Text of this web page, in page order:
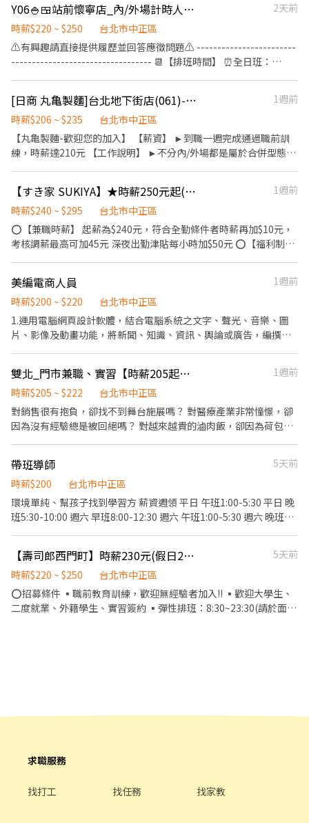
時以上。 ✅提供免費溫馨員工餐點、交通便利通勤上班很方便。 ✅
歡迎無餐飲工作經驗、對餐飲業有熱忱的您，加入三澧餐飲集團。 -
------------------- 店鋪地址：台北市中正區衡陽路20號2樓(衡陽路
與重慶南路交叉口) 大眾運輸搭乘方式： ＊捷運板南線-西門站4號
出口 ＊捷運淡水信義線-台大醫院1號出口 --------------------------
--------------------------------------------------------------- 『加
入三澧 成為家人』共同創造無限可能。 1998年於台灣成立-日商三
澧餐飲集團 HUMAX ASIA，屬於日本Wondertable餐飲集團在台分
公司。 深耕台灣多年的日本與義大利美食連鎖品牌，旗下六大連鎖
餐飲品牌包含， ★義式料理餐廳：BELLINI CAFFÈ、BELLINI
Pasta Pasta、MOLINO手工義大利麵 ★日式鍋物餐廳：Mo-Mo-
Paradise壽喜燒 ★日式天婦羅專門店：天吉屋、吉天麩羅 全台直營
店鋪皆位於各大百貨商場，並持續穩定發展中。 -------------------
------------------------------------------------------- 【應徵須
知】 ①詳閱工作內容後，請審慎提出應徵申請。 ②履歷初審合適
者，將邀請實體面談，初審資格不符者則不另行通知。 ③錄取的實
健檢 ★勞保、健保，6％勞退提撥 ⭕【工作說明】 《內場》:餐點製
作、食材備料、進貨盤點 《外場》:接待服務顧客、收銀結帳、環境
整潔 ★開朗活潑有笑容 ★ＳＯＰ專業流程 ★無經驗可 ★提供完善
現作提供美味可口的日本國民美食-牛丼/咖哩，並以舒適衛生的用
餐環境、熱情用心的服務態度、平實親民的誠懇價格，強調食品安
受用餐的樂趣。
Y06🍚🍱站前懷寧店_內/外場計時人員【YAYOI彌生軒】
2天前
時薪$220 ~ $250
台北市中正區
⚠️有興趣請直接提供履歷並回答應徵問題⚠️ ------------------------
---------------------------------- 📆【排班時間】 ⏰全日班：
------------------------- 【工作內容】 💪🥤《外場服務》 1. 佈置及
清理餐桌、安排座位、為顧客帶位 2. 答覆有關餐飲問題，必要時提
供建議 3. 上水、上餐並提供有關用餐的服務 4. 收銀服務 5. 工作區域
和設備的清潔以及保養 🥦🥩《內場廚務》 1. 洗剝削切各種食材，烹
飪前置備料作業 2. 各項定食及料理製作、出餐 3. 工作區域和設備的
---------------------------- ⭕️歡迎對餐飲服務有高度的熱忱，態度
積極認真的在校生加入，配合各大專院校學期、學年實習業務，可
津貼！計時人員每小時薪資額外再加10元。 ✅每月工時達成獎勵，
總工時達100小時以上發放500元或達150小時以上者發放1,000元。
✅一天中能排班最少四小時、每周最少須提供16-20小時排班。兩周
排班一次，可彈性調整。 ✅假日能排班的兼職人員
[日商 丸亀製麵]台北地下街店(061)-長期兼職夥伴｜工讀生｜實習｜彈性排班
1週前
時薪$206 ~ $235
台北市中正區
【丸亀製麵-歡迎您的加入】 【薪資】 ►到職一週完成通過職前訓
練，時薪達210元 【工作說明】 ►不分內/外場都是屬於合併型態的
彈性排班08:30-23:00（面試時請於主管確認排班時間） 【薪資福
利】 1. 提供員工餐 2. 國定假日雙倍薪 3. 提供優秀同仁績效獎金 4.
久任獎金 5. 生日禮卷 6. 滿年資享特休假 7.福委會福利補助 ★★多項
福利歡迎您加入我們★★
【すき家 SUKIYA】★時薪250元起(含全勤)★東門店
1週前
時薪$240 ~ $295
台北市中正區
⭕【兼職時薪】 起薪為$240元，符合全勤條件者時薪再加$10元，
考核調薪最高可加45元 深夜出勤津貼每小時加$50元 ⭕【福利制
健檢 ★勞保、健保，6％勞退提撥 ⭕【工作說明】 《內場》:餐點製
作、食材備料、進貨盤點 《外場》:接待服務顧客、收銀結帳、環境
整潔 ★開朗活潑有笑容 ★ＳＯＰ專業流程 ★無經驗可 ★提供完善
職前教育訓練 ⭕【經營理念】 我們是日本第一的速食連鎖ZENSHO
現作提供美味可口的日本國民美食-牛丼/咖哩，並以舒適衛生的用
餐環境、熱情用心的服務態度、平實親民的誠懇價格，強調食品安
受用餐的樂趣。
美編電商人員
1週前
時薪$200 ~ $220
台北市中正區
1.運用電腦網頁設計軟體，結合電腦系統之文字、聲光、音樂、圖
片、影像及動畫功能，將新聞、知識、資訊、輿論或廣告，編撰設
供網頁設計諮詢服務及技術性建議 4.網站內容維護：包含活動網頁
設計、Banner設計、EDM視覺設計 5.依顧客需求設計圖片和模型並
提供版本給客戶挑選 6.執行刊物美術編輯流程，與企劃編輯溝通協
調版面設定，進行平面排版工作 7.外稿人員聯繫、印廠聯絡溝通檔
工、展場美工、模型美工、道具美工、招牌美工 10.平面設計，包含
報刊、雜誌及固冊之封面及版面規劃設計、內頁編排、POP美工、
後台操作、對帳 13.主管交辦事項
雙北_門市兼職、實習【時薪205起★無經驗可★福利優】
1週前
時薪$205 ~ $222
台北市中正區
對銷售很有抱負，卻找不到舞台施展嗎？ 對醫療產業非常憧憬，卻
因為沒有經驗總是被回絕嗎？ 對越來越貴的滷肉飯，卻因為荷包縮
【210起】，每月額外另享月獎金！ ● 高於連鎖界的時薪 ● 促進成
長的教育訓練 ● 舒適的就業環境 ● 豐厚的各類獎金，兼職也享三
節 ● 透明的升遷制度，轉正年資可累計 【工作內容】 （1）門市產
品銷售、顧客服務 （2）專業衛教諮詢、學習醫療相關知識 （3）醫
帶班導師
5天前
時薪$200
台北市中正區
環境單純、幫孩子找到學習方 薪資週領 平日 午班1:00-5:30 平日 晚
班5:30-10:00 週六 早班8:00-12:30 週六 午班1:00-5:30 週六 晚班
【壽司郎西門町】時薪230元(假日250元起) 💰平假日工讀💪💪💪
5天前
時薪$220 ~ $250
台北市中正區
⭕招募條件 ▪職前教育訓練，歡迎無經驗者加入!! ▪歡迎大學生、
二度就業、外籍學生、實習簽約 ▪彈性排班：8:30~23:30(請於面試
班費為5分鐘為單位計算，重視員工的辛勤付出 ▪計畫拓展全台
灣，讓更多人有機會品嚐美味平價壽司，致力成為頂尖品牌
求職服務
找打工 找任務 找家教